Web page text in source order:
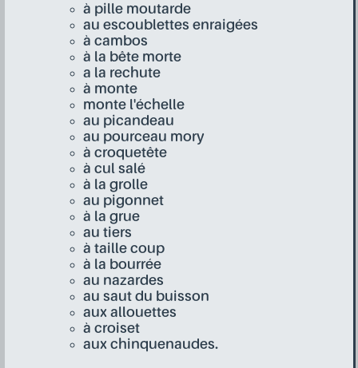
à pille moutarde
au escoublettes enraigées
à cambos
à la bête morte
a la rechute
à monte
monte l'échelle
au picandeau
au pourceau mory
à croquetête
à cul salé
à la grolle
au pigonnet
à la grue
au tiers
à taille coup
à la bourrée
au nazardes
au saut du buisson
aux allouettes
à croiset
aux chinquenaudes.